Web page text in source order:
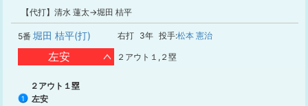
【代打】清水 蓮太→堀田 桔平
5番 堀田 桔平(打) 右打 3年 投手:松本 憲治
左安 ２アウト１,２塁
２アウト１塁
1
左安